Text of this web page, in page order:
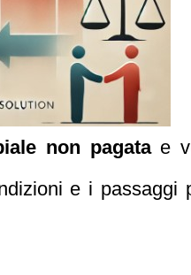
non pagatae
e i passaggi